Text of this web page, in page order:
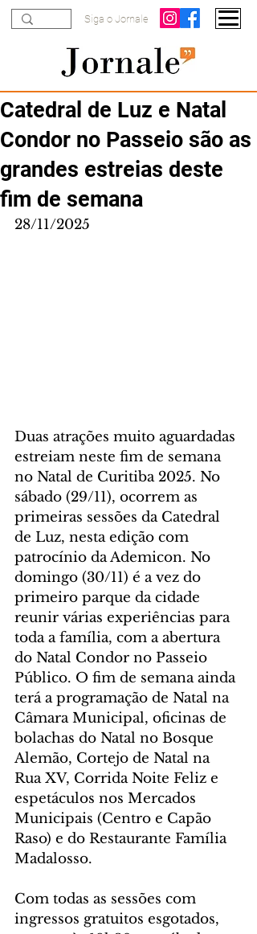
Siga o Jornale
Catedral de Luz e Natal
Condor no Passeio são as
grandes estreias deste
fim de semana
28/11/2025
Duas atrações muito aguardadas
estreiam neste fim de semana
no Natal de Curitiba 2025. No
sábado (29/11), ocorrem as
primeiras sessões da Catedral
de Luz, nesta edição com
patrocínio da Ademicon. No
domingo (30/11) é a vez do
primeiro parque da cidade
reunir várias experiências para
toda a família, com a abertura
do Natal Condor no Passeio
Público. O fim de semana ainda
terá a programação de Natal na
Câmara Municipal, oficinas de
bolachas do Natal no Bosque
Alemão, Cortejo de Natal na
Rua XV, Corrida Noite Feliz e
espetáculos nos Mercados
Municipais (Centro e Capão
Raso) e do Restaurante Família
Madalosso.
Com todas as sessões com
ingressos gratuitos esgotados,